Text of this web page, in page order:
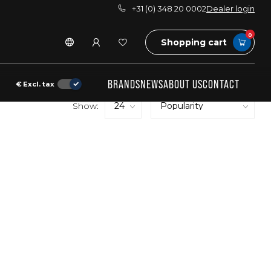
+31 (0) 348 20 0002Dealer login
Shopping cart
0
€ Excl. tax BRANDSNEWSABOUT USCONTACT
Show: